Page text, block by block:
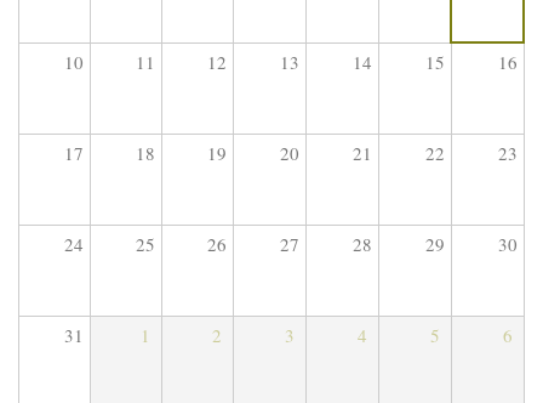
10 11 12 13 14 15 16
17 18 19 20 21 22 23
24 25 26 27 28 29 30
31 1 2 3 4 5 6